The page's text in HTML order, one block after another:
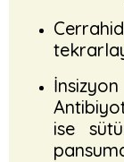
ise